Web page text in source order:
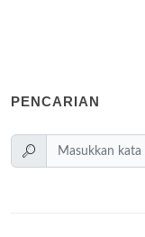
PENCARIAN